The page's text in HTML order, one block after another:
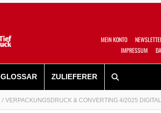
MEIN KONTO
IMPRESSUM
GLOSSAR ZULIEFERER
VERPACKUNGSDRUCK & CONVERTING 4/2025 DIGITAL